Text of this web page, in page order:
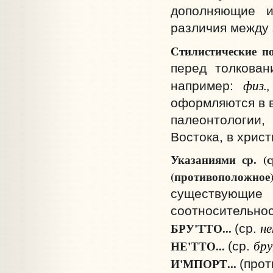
дополняющие
различия между
Стилистические
перед
например:
оформляются в
Востока, в
Указаниями ср.
БРУ'ТТО... (ср.
НЕ'ТТО... (ср.
И'МПОРТ...